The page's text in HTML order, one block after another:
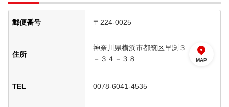
郵便番号 〒224-0025
住所
神奈川県横浜市都筑区早渕３
－３４－３８
MAP
TEL 0078-6041-4535